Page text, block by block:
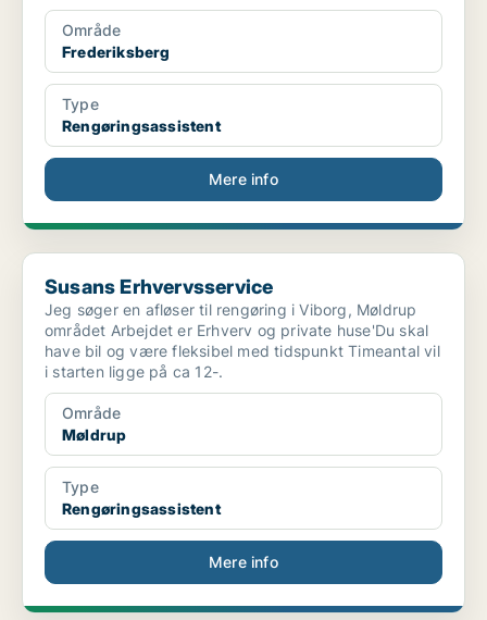
Område
Frederiksberg
Type
Rengøringsassistent
Mere info
Susans Erhvervsservice
Susans Erhvervsservice
Jeg søger en afløser til rengøring i Viborg, Møldrup
området Arbejdet er Erhverv og private huse'Du skal
have bil og være fleksibel med tidspunkt Timeantal vil
i starten ligge på ca 12-.
Område
Møldrup
Type
Rengøringsassistent
Mere info